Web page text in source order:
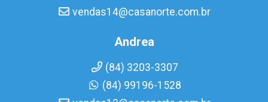
vendas14@casanorte.com.br
Andrea
(84) 3203-3307
(84) 99196-1528